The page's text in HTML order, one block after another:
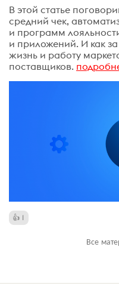
В этой статье
средний чек,
и программ
и приложений. И как за
жизнь и работу
поставщиков.
1
Все